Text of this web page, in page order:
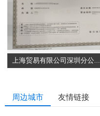
上海贸易有限公司深圳分公...
周边城市 友情链接